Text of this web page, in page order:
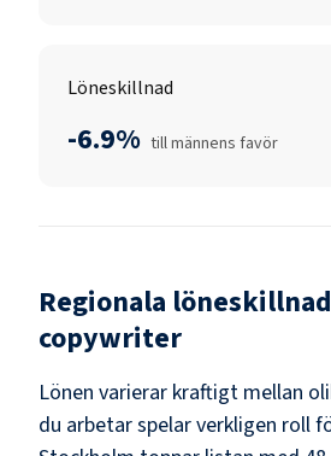
Löneskillnad
-6.9% till männens favör
Regionala
copywriter
Lönen varierar kraftigt mellan
du arbetar spelar verkligen roll